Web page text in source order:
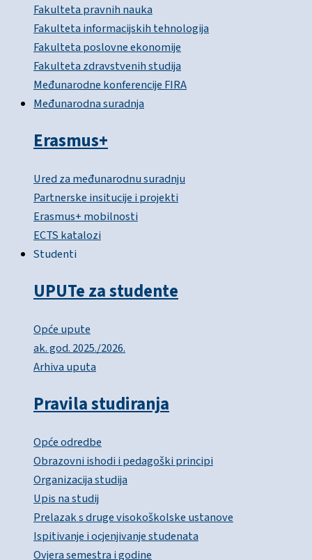
Fakulteta pravnih nauka
Fakulteta informacijskih tehnologija
Fakulteta poslovne ekonomije
Fakulteta zdravstvenih studija
Međunarodne konferencije FIRA
Međunarodna suradnja
Erasmus+
Ured za međunarodnu suradnju
Partnerske insitucije i projekti
Erasmus+ mobilnosti
ECTS katalozi
Studenti
UPUTe za studente
Opće upute
ak. god. 2025./2026.
Arhiva uputa
Pravila studiranja
Opće odredbe
Obrazovni ishodi i pedagoški principi
Organizacija studija
Upis na studij
Prelazak s druge visokoškolske ustanove
Ispitivanje i ocjenjivanje studenata
Ovjera semestra i godine